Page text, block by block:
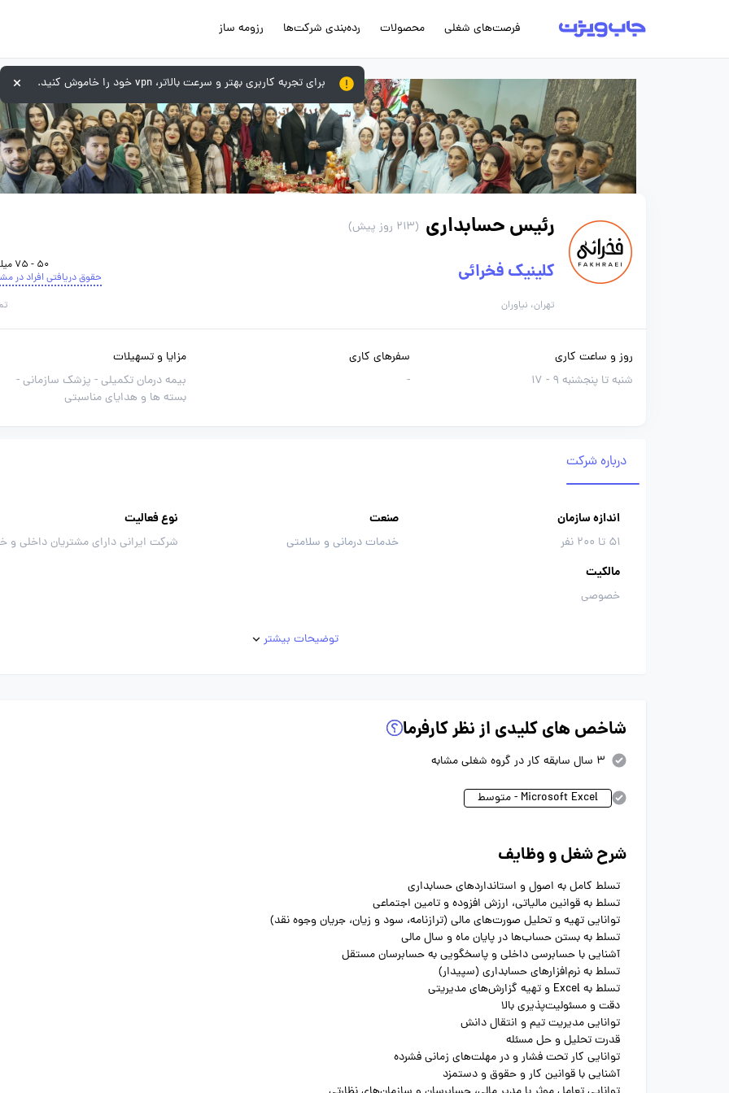
فرصت‌های شغلی محصولات رده‌بندی شرکت‌ها رزومه ساز
رئیس حسابداری (213 روز پیش)
کلینیک فخرائی
50 - 75 میلیون تومان
حقوق دریافتی افراد در
تهران، نیاوران
روز و ساعت کاری
شنبه تا پنجشنبه 9 - 17
سفرهای کاری
-
مزایا و تسهیلات
بیمه درمان تکمیلی - پزشک سازمانی -
بسته ها و هدایای مناسبتی
درباره شرکت
اندازه سازمان
51 تا 200 نفر
صنعت
خدمات درمانی و سلامتی
نوع فعالیت
شرکت ایرانی دارای مشتریان داخلی و
مالکیت
خصوصی
توضیحات بیشتر
شاخص های کلیدی از نظر کارفرما
3 سال سابقه کار در گروه شغلی مشابه
Microsoft Excel - متوسط
شرح شغل و وظایف
تسلط کامل به اصول و استانداردهای حسابداری
تسلط به قوانین مالیاتی، ارزش افزوده و تامین اجتماعی
توانایی تهیه و تحلیل صورت‌های مالی (ترازنامه، سود و زیان، جریان وجوه نقد)
تسلط به بستن حساب‌ها در پایان ماه و سال مالی
آشنایی با حسابرسی داخلی و پاسخگویی به حسابرسان مستقل
تسلط به نرم‌افزارهای حسابداری (سپیدار)
تسلط به Excel و تهیه گزارش‌های مدیریتی
دقت و مسئولیت‌پذیری بالا
توانایی مدیریت تیم و انتقال دانش
قدرت تحلیل و حل مسئله
توانایی کار تحت فشار و در مهلت‌های زمانی فشرده
آشنایی با قوانین کار و حقوق و دستمزد
برای تجربه کاربری بهتر و سرعت بالاتر، vpn خود را خاموش کنید.